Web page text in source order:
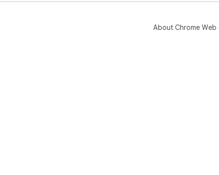
About Chrome Web